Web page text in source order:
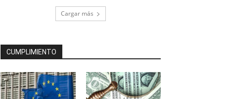
Cargar más
CUMPLIMIENTO